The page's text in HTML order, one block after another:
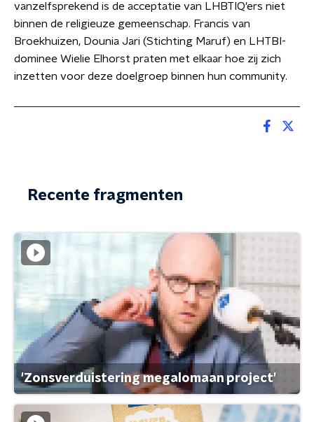
vanzelfsprekend is de acceptatie van LHBTIQ'ers niet
binnen de religieuze gemeenschap. Francis van
Broekhuizen, Dounia Jari (Stichting Maruf) en LHTBI-
dominee Wielie Elhorst praten met elkaar hoe zij zich
inzetten voor deze doelgroep binnen hun community.
Recente fragmenten
'Zonsverduistering megalomaan project'